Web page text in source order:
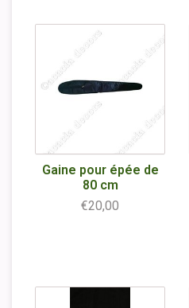
Gaine pour épée de
80 cm
€20,00